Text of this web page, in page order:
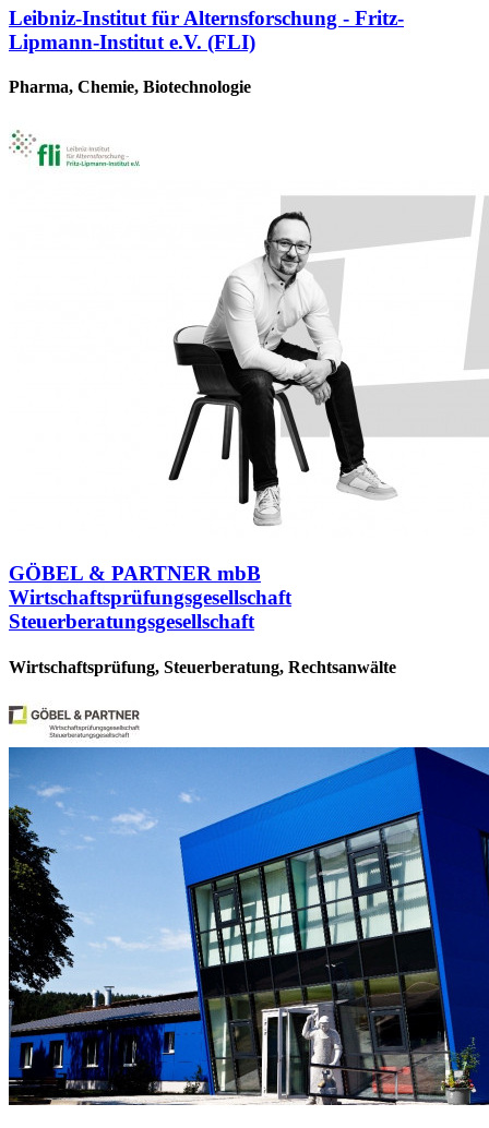
Leibniz-Institut für Alternsforschung - Fritz-
Lipmann-Institut e.V. (FLI)
Pharma, Chemie, Biotechnologie
GÖBEL & PARTNER mbB
Wirtschaftsprüfungsgesellschaft
Steuerberatungsgesellschaft
Wirtschaftsprüfung, Steuerberatung, Rechtsanwälte